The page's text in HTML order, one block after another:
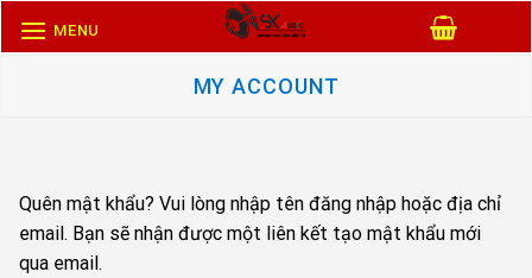
MENU
MY ACCOUNT
Quên mật khẩu? Vui lòng nhập tên đăng nhập hoặc địa chỉ
email. Bạn sẽ nhận được một liên kết tạo mật khẩu mới
qua email.